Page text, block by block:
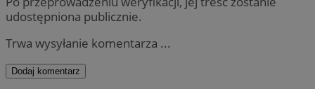
udostępniona publicznie.
Trwa wysyłanie komentarza ...
Dodaj komentarz